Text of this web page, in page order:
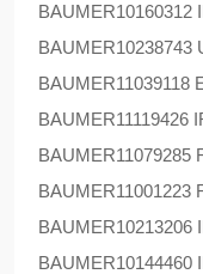
BAUMER10160312
BAUMER10238743
BAUMER11039118
BAUMER11119426
BAUMER11079285
BAUMER11001223
BAUMER10213206
BAUMER10144460